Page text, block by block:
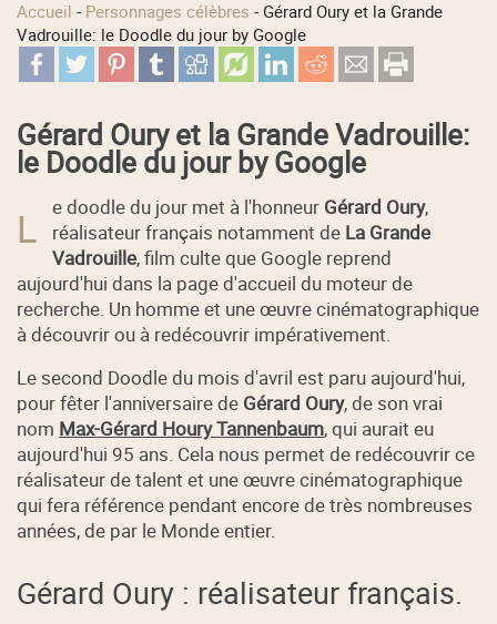
Accueil - Personnages célèbres - Gérard Oury et la Grande
Vadrouille: le Doodle du jour by Google
Gérard Oury et la Grande Vadrouille:
le Doodle du jour by Google
L e doodle du jour met à l'honneur Gérard Oury,
réalisateur français notamment de La Grande
Vadrouille, film culte que Google reprend
aujourd'hui dans la page d'accueil du moteur de
recherche. Un homme et une œuvre cinématographique
à découvrir ou à redécouvrir impérativement.
Le second Doodle du mois d'avril est paru aujourd'hui,
pour fêter l'anniversaire de Gérard Oury, de son vrai
nom Max-Gérard Houry Tannenbaum, qui aurait eu
aujourd'hui 95 ans. Cela nous permet de redécouvrir ce
réalisateur de talent et une œuvre cinématographique
qui fera référence pendant encore de très nombreuses
années, de par le Monde entier.
Gérard Oury : réalisateur français.